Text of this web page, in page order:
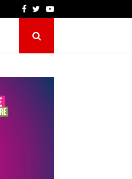
Facebook
TwitterYoutube